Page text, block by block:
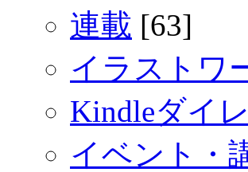
連載 [63]
イラストワ
Kindleダイ
イベント・